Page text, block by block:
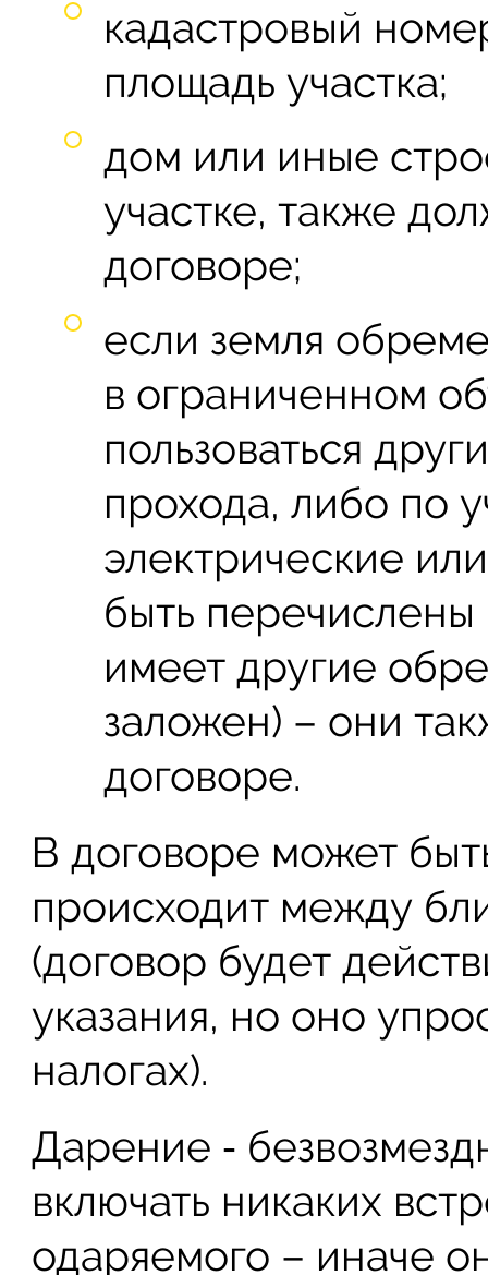
кадастровый
площадь участка;
дом или иные
участке, также
договоре;
если земля
в ограниченном
пользоваться
прохода, либо по
электрические
быть перечислены
имеет другие
заложен) – они
договоре.
В договоре может
происходит между
(договор будет
указания, но оно
налогах).
Дарение ‑
включать никаких
одаряемого – иначе